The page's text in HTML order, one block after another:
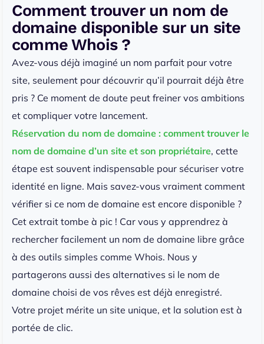
Comment trouver un nom de
domaine disponible sur un site
comme Whois ?
Avez-vous déjà imaginé un nom parfait pour votre
site, seulement pour découvrir qu’il pourrait déjà être
pris ? Ce moment de doute peut freiner vos ambitions
et compliquer votre lancement.
Réservation du nom de domaine : comment trouver le
nom de domaine d’un site et son propriétaire, cette
étape est souvent indispensable pour sécuriser votre
identité en ligne. Mais savez-vous vraiment comment
vérifier si ce nom de domaine est encore disponible ?
Cet extrait tombe à pic ! Car vous y apprendrez à
rechercher facilement un nom de domaine libre grâce
à des outils simples comme Whois. Nous y
partagerons aussi des alternatives si le nom de
domaine choisi de vos rêves est déjà enregistré.
Votre projet mérite un site unique, et la solution est à
portée de clic.